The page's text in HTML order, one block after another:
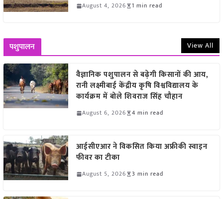
August 4, 2026 1 min read
पशुपालन View All
वैज्ञानिक पशुपालन से बढ़ेगी किसानों की आय,
रानी लक्ष्मीबाई केंद्रीय कृषि विश्वविद्यालय के
कार्यक्रम में बोले शिवराज सिंह चौहान
August 6, 2026 4 min read
आईसीएआर ने विकसित किया अफ्रीकी स्वाइन
फीवर का टीका
August 5, 2026 3 min read